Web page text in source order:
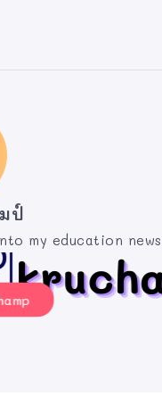
ป์
my education